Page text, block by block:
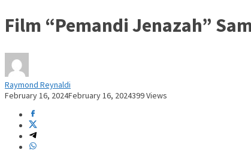
Film “Pemandi Jenazah”
Raymond Reynaldi
February 16, 2024February 16, 2024399 Views